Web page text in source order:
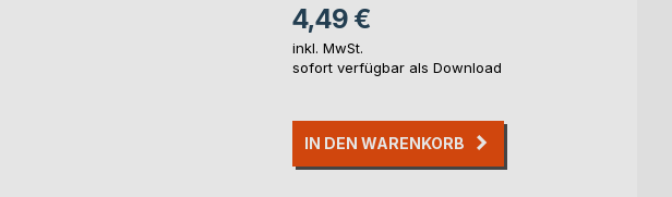
4,49 €
inkl. MwSt.
sofort verfügbar als Download
IN DEN WARENKORB